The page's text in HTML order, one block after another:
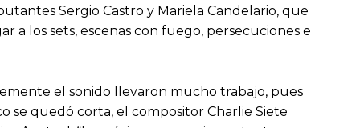
Sergio Castro y Mariela Candelario, que
a los sets, escenas con fuego, persecuciones e
el sonido llevaron mucho trabajo, pues
se quedó corta, el compositor Charlie Siete